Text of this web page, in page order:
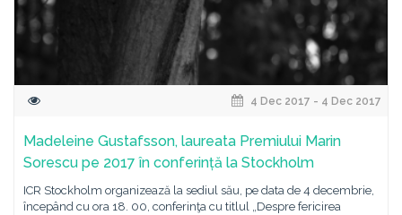
4 Dec 2017 - 4 Dec 2017
Madeleine Gustafsson, laureata Premiului Marin
Sorescu pe 2017 în conferință la Stockholm
ICR Stockholm organizează la sediul său, pe data de 4 decembrie,
începând cu ora 18. 00, conferinţa cu titlul „Despre fericirea